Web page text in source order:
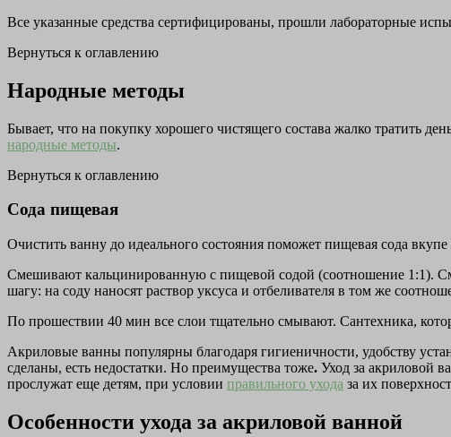
Все указанные средства сертифицированы, прошли лабораторные
Вернуться к оглавлению
Народные методы
Бывает, что на покупку хорошего чистящего состава жалко тратить
народные методы.
Вернуться к оглавлению
Сода пищевая
Очистить ванну до идеального состояния поможет пищевая сода
Смешивают кальцинированную с пищевой содой (соотношение 1:1).
шагу: на соду наносят раствор уксуса и отбеливателя в том же
По прошествии 40 мин все слои тщательно смывают. Сантехника,
Акриловые ванны популярны благодаря гигиеничности, удобству
сделаны, есть недостатки. Но преимущества тоже. Уход за акриловой
прослужат еще детям, при условии правильного ухода за их
Особенности ухода за акриловой ванной